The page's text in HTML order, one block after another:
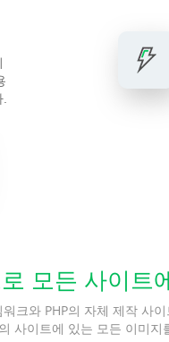
모든 사이트
크와 PHP의 자체 제작 사
사이트에 있는 모든 이미지